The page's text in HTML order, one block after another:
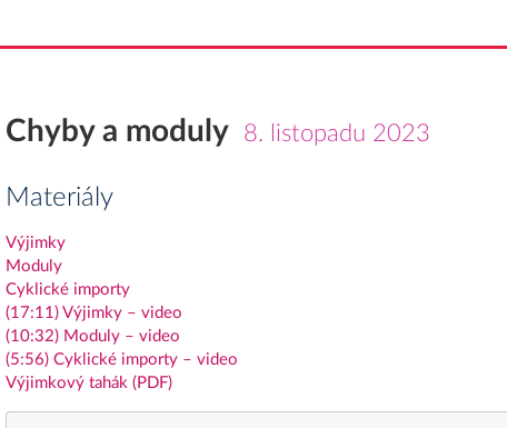
Chyby a moduly 8. listopadu 2023
Materiály
Výjimky
Moduly
Cyklické importy
(17:11) Výjimky – video
(10:32) Moduly – video
(5:56) Cyklické importy – video
Výjimkový tahák (PDF)